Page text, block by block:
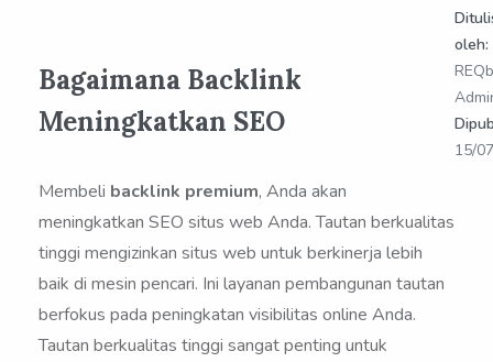
Bagaimana Backlink
Meningkatkan SEO
Membeli backlink premium, Anda akan
meningkatkan SEO situs web Anda. Tautan berkualitas
tinggi mengizinkan situs web untuk berkinerja lebih
baik di mesin pencari. Ini layanan pembangunan tautan
berfokus pada peningkatan visibilitas online Anda.
Tautan berkualitas tinggi sangat penting untuk
oleh:
15/